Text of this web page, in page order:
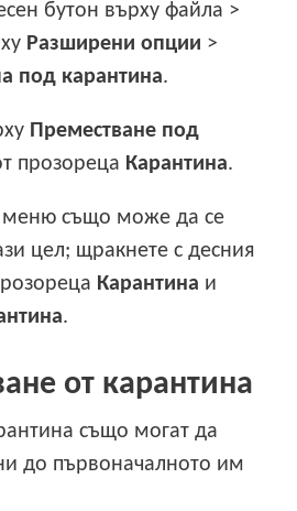
бутон върху файла >
Разширени опции >
под карантина.
Преместване под
прозореца Карантина.
меню също може да се
цел; щракнете с десния
Карантина и
.
от карантина
също могат да
до първоначалното им